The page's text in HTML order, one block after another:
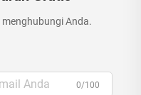
Anda.
0/100